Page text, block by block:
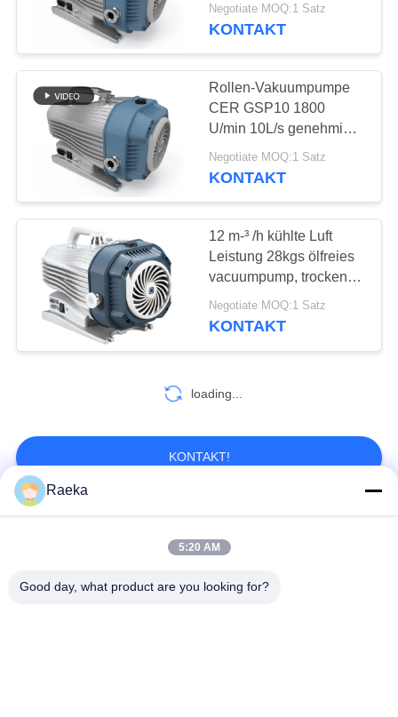
Negotiate MOQ:1 Satz
KONTAKT
Rollen-Vakuumpumpe
CER GSP10 1800
U/min 10L/s genehmigte
ölfreies trockenes
Negotiate MOQ:1 Satz
KONTAKT
12 m-³ /h kühlte Luft
Leistung 28kgs ölfreies
vacuumpump, trockene
Rollenpumpe ab
Negotiate MOQ:1 Satz
KONTAKT
loading...
KONTAKT!
DrehschaufelVakuumpumpe Rollen-Vakuumpumpe
Raeka
5:20 AM
Good day, what product are you looking for?